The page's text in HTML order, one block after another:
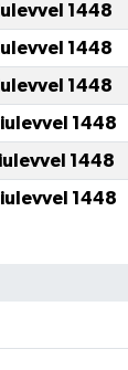
1448
1448
1448
1448
1448
1448